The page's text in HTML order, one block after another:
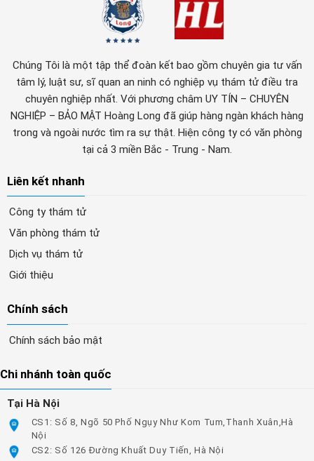
Chúng Tôi là một tập thể đoàn kết bao gồm chuyên gia tư vấn
tâm lý, luật sư, sĩ quan an ninh có nghiệp vụ thám tử điều tra
chuyên nghiệp nhất. Với phương châm UY TÍN – CHUYÊN
NGHIỆP – BẢO MẬT Hoàng Long đã giúp hàng ngàn khách hàng
trong và ngoài nước tìm ra sự thật. Hiện công ty có văn phòng
tại cả 3 miền Bắc - Trung - Nam.
Liên kết nhanh
Công ty thám tử
Văn phòng thám tử
Dịch vụ thám tử
Giới thiệu
Chính sách
Chính sách bảo mật
Chi nhánh toàn quốc
Tại Hà Nội
CS1: Số 8, Ngõ 50 Phố Ngụy Như Kom Tum,Thanh Xuân,Hà
Nội
CS2: Số 126 Đường Khuất Duy Tiến, Hà Nội